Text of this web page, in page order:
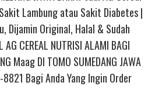
Lambung atau Sakit Diabetes |
Dijamin Original, Halal & Sudah
CEREAL NUTRISI ALAMI BAGI
Maag DI TOMO SUMEDANG JAWA
Bagi Anda Yang Ingin Order